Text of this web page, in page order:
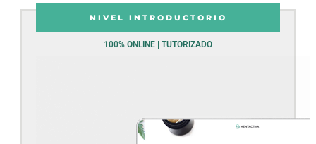
NIVEL INTRODUCTORIO
100% ONLINE | TUTORIZADO